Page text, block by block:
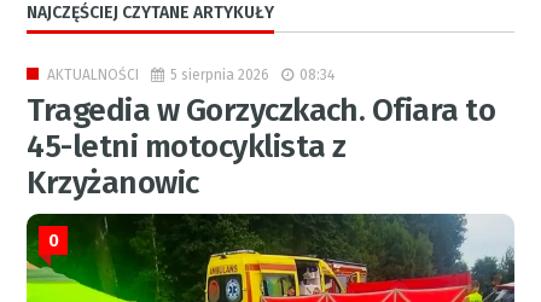
NAJCZĘŚCIEJ CZYTANE ARTYKUŁY
AKTUALNOŚCI 5 sierpnia 2026 08:34
Tragedia w Gorzyczkach. Ofiara to
45-letni motocyklista z
Krzyżanowic
0